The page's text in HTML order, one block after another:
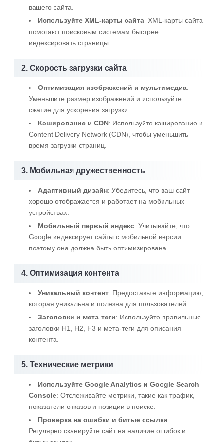
вашего сайта.
Используйте XML-карты сайта: XML-карты сайта
помогают поисковым системам быстрее
индексировать страницы.
2. Скорость загрузки сайта
Оптимизация изображений и мультимедиа:
Уменьшите размер изображений и используйте
сжатие для ускорения загрузки.
Кэширование и CDN: Используйте кэширование и
Content Delivery Network (CDN), чтобы уменьшить
время загрузки страниц.
3. Мобильная дружественность
Адаптивный дизайн: Убедитесь, что ваш сайт
хорошо отображается и работает на мобильных
устройствах.
Мобильный первый индекс: Учитывайте, что
Google индексирует сайты с мобильной версии,
поэтому она должна быть оптимизирована.
4. Оптимизация контента
Уникальный контент: Предоставьте информацию,
которая уникальна и полезна для пользователей.
Заголовки и мета-теги: Используйте правильные
заголовки H1, H2, H3 и мета-теги для описания
контента.
5. Технические метрики
Используйте Google Analytics и Google Search
Console: Отслеживайте метрики, такие как трафик,
показатели отказов и позиции в поиске.
Проверка на ошибки и битые ссылки:
Регулярно сканируйте сайт на наличие ошибок и